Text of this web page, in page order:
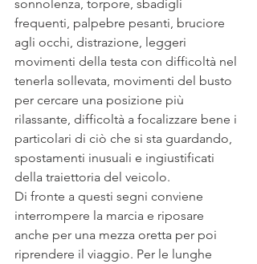
sonnolenza, torpore, sbadigli
frequenti, palpebre pesanti, bruciore
agli occhi, distrazione, leggeri
movimenti della testa con difficoltà nel
tenerla sollevata, movimenti del busto
per cercare una posizione più
rilassante, difficoltà a focalizzare bene i
particolari di ciò che si sta guardando,
spostamenti inusuali e ingiustificati
della traiettoria del veicolo.
Di fronte a questi segni conviene
interrompere la marcia e riposare
anche per una mezza oretta per poi
riprendere il viaggio. Per le lunghe